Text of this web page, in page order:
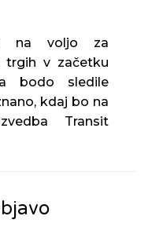
na voljo za
trgih v začetku
bodo sledile
kdaj bo na
Transit